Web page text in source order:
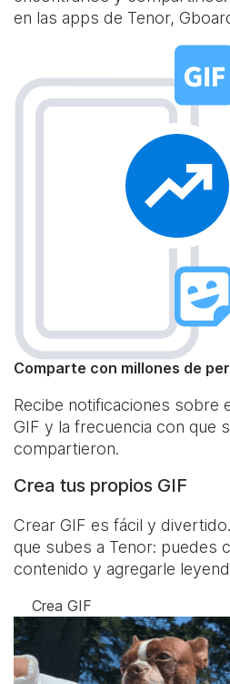
en las apps de Tenor,
Comparte con millones de
Recibe notificaciones sobre
GIF y la frecuencia con que
compartieron.
Crea tus propios GIF
Crear GIF es fácil y
que subes a Tenor: puedes
contenido y agregarle
Crea GIF